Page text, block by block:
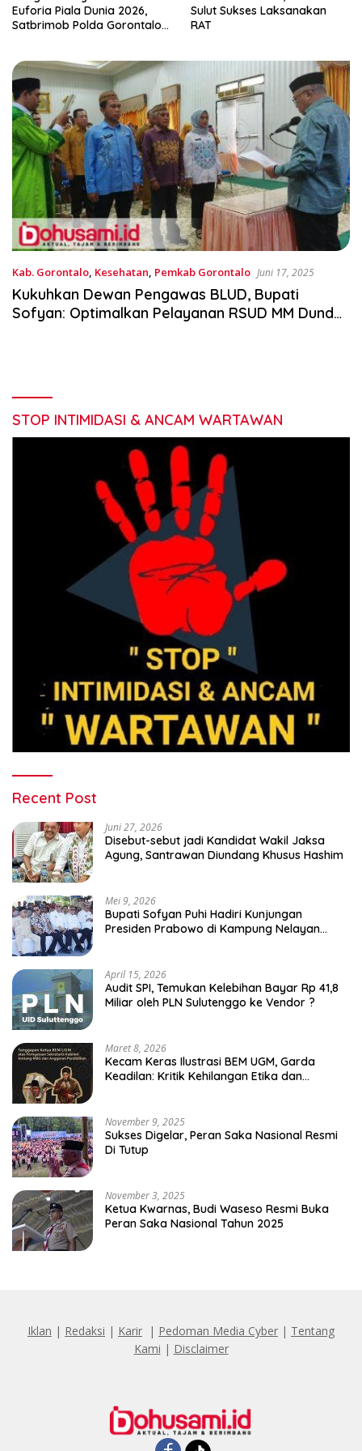
Sulut Sukses Laksanakan
RAT
Wakil Jaksa Agung,
Santrawan Diundang Khusus
Kab. Gorontalo, Kesehatan, Pemkab Gorontalo Juni 17, 2025
Kukuhkan Dewan Pengawas BLUD, Bupati
Sofyan: Optimalkan Pelayanan RSUD MM Dunda
STOP INTIMIDASI & ANCAM WARTAWAN
Recent Post
Juni 27, 2026
Disebut-sebut jadi Kandidat Wakil Jaksa
Agung, Santrawan Diundang Khusus Hashim
Mei 9, 2026
Bupati Sofyan Puhi Hadiri Kunjungan
Presiden Prabowo di Kampung Nelayan
April 15, 2026
Audit SPI, Temukan Kelebihan Bayar Rp 41,8
Miliar oleh PLN Sulutenggo ke Vendor ?
Maret 8, 2026
Kecam Keras Ilustrasi BEM UGM, Garda
Keadilan: Kritik Kehilangan Etika dan
November 9, 2025
Sukses Digelar, Peran Saka Nasional Resmi
Di Tutup
November 3, 2025
Ketua Kwarnas, Budi Waseso Resmi Buka
Peran Saka Nasional Tahun 2025
Iklan | Redaksi | Karir | Pedoman Media Cyber | Tentang
Kami | Disclaimer